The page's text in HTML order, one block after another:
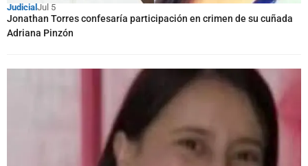
Judicial Jul 5
Jonathan Torres confesaría participación en crimen de su cuñada
Adriana Pinzón